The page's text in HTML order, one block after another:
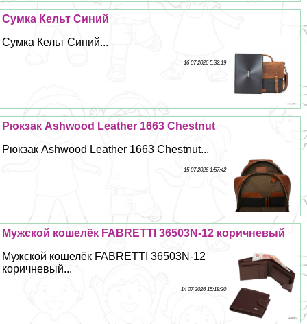
Сумка Кельт Синий
Сумка Кельт Синий...
16 07 2026 5:32:19
Рюкзак Ashwood Leather 1663 Chestnut
Рюкзак Ashwood Leather 1663 Chestnut...
15 07 2026 1:57:42
Мужской кошелёк FABRETTI 36503N-12 коричневый
Мужской кошелёк FABRETTI 36503N-12
коричневый...
14 07 2026 15:18:30